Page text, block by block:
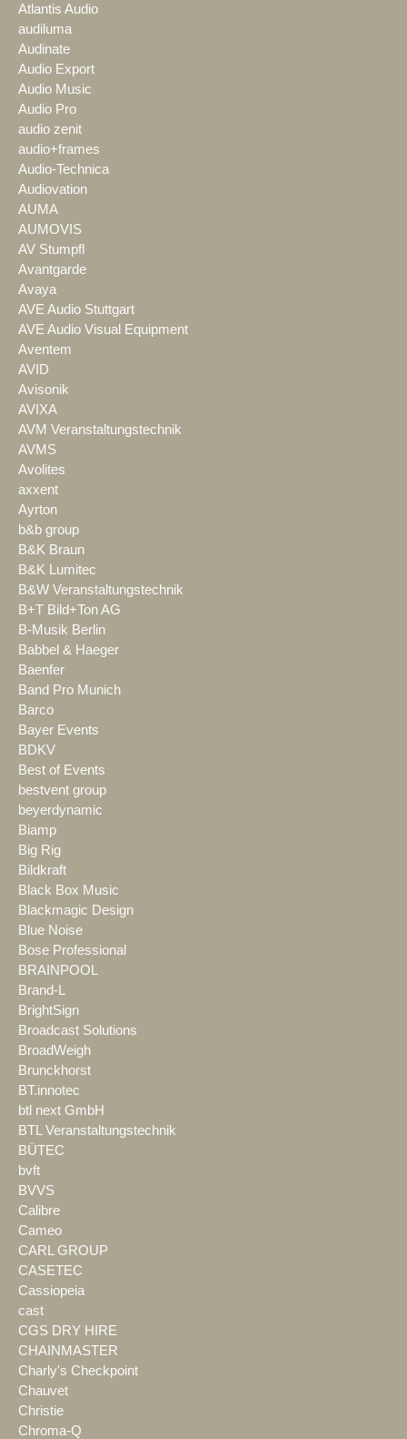
Atlantis Audio
audiluma
Audinate
Audio Export
Audio Music
Audio Pro
audio zenit
audio+frames
Audio-Technica
Audiovation
AUMA
AUMOVIS
AV Stumpfl
Avantgarde
Avaya
AVE Audio Stuttgart
AVE Audio Visual Equipment
Aventem
AVID
Avisonik
AVIXA
AVM Veranstaltungstechnik
AVMS
Avolites
axxent
Ayrton
b&b group
B&K Braun
B&K Lumitec
B&W Veranstaltungstechnik
B+T Bild+Ton AG
B-Musik Berlin
Babbel & Haeger
Baenfer
Band Pro Munich
Barco
Bayer Events
BDKV
Best of Events
bestvent group
beyerdynamic
Biamp
Big Rig
Bildkraft
Black Box Music
Blackmagic Design
Blue Noise
Bose Professional
BRAINPOOL
Brand-L
BrightSign
Broadcast Solutions
BroadWeigh
Brunckhorst
BT.innotec
btl next GmbH
BTL Veranstaltungstechnik
BÜTEC
bvft
BVVS
Calibre
Cameo
CARL GROUP
CASETEC
Cassiopeia
cast
CGS DRY HIRE
CHAINMASTER
Charly's Checkpoint
Chauvet
Christie
Chroma-Q